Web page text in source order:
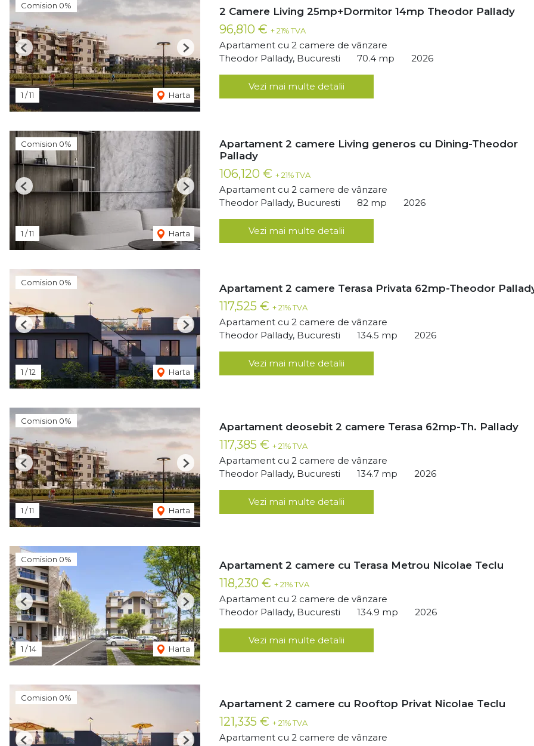
Comision 0%
1 /11 Harta
Previous Next
2 Camere Living 25mp+Dormitor 14mp Theodor Pallady
96,810 € + 21% TVA
Apartament cu 2 camere de vânzare
Theodor Pallady, Bucuresti
70.4 mp 2026
Vezi mai multe detalii
Comision 0%
1 /11 Harta
Previous Next
Apartament 2 camere Living generos cu Dining-Theodor
Pallady
106,120 € + 21% TVA
Apartament cu 2 camere de vânzare
Theodor Pallady, Bucuresti
82 mp 2026
Vezi mai multe detalii
Comision 0%
1 /12 Harta
Previous Next
Apartament 2 camere Terasa Privata 62mp-Theodor
117,525 € + 21% TVA
Apartament cu 2 camere de vânzare
Theodor Pallady, Bucuresti
134.5 mp 2026
Vezi mai multe detalii
Comision 0%
1 /11 Harta
Previous Next
Apartament deosebit 2 camere Terasa 62mp-Th. Pallady
117,385 € + 21% TVA
Apartament cu 2 camere de vânzare
Theodor Pallady, Bucuresti
134.7 mp 2026
Vezi mai multe detalii
Comision 0%
1 /14 Harta
Previous Next
Apartament 2 camere cu Terasa Metrou Nicolae Teclu
118,230 € + 21% TVA
Apartament cu 2 camere de vânzare
Theodor Pallady, Bucuresti
134.9 mp 2026
Vezi mai multe detalii
Comision 0%
Apartament 2 camere cu Rooftop Privat Nicolae Teclu
121,335 € + 21% TVA
Apartament cu 2 camere de vânzare